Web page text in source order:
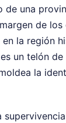
de una
de los
la región
un telón
la